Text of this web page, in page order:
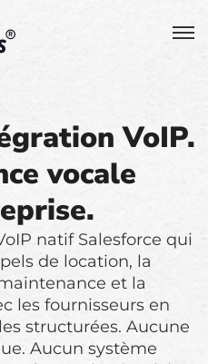
VoIP.
vocale
natif Salesforce qui
de location, la
et la
les fournisseurs en
structurées. Aucune
Aucun système